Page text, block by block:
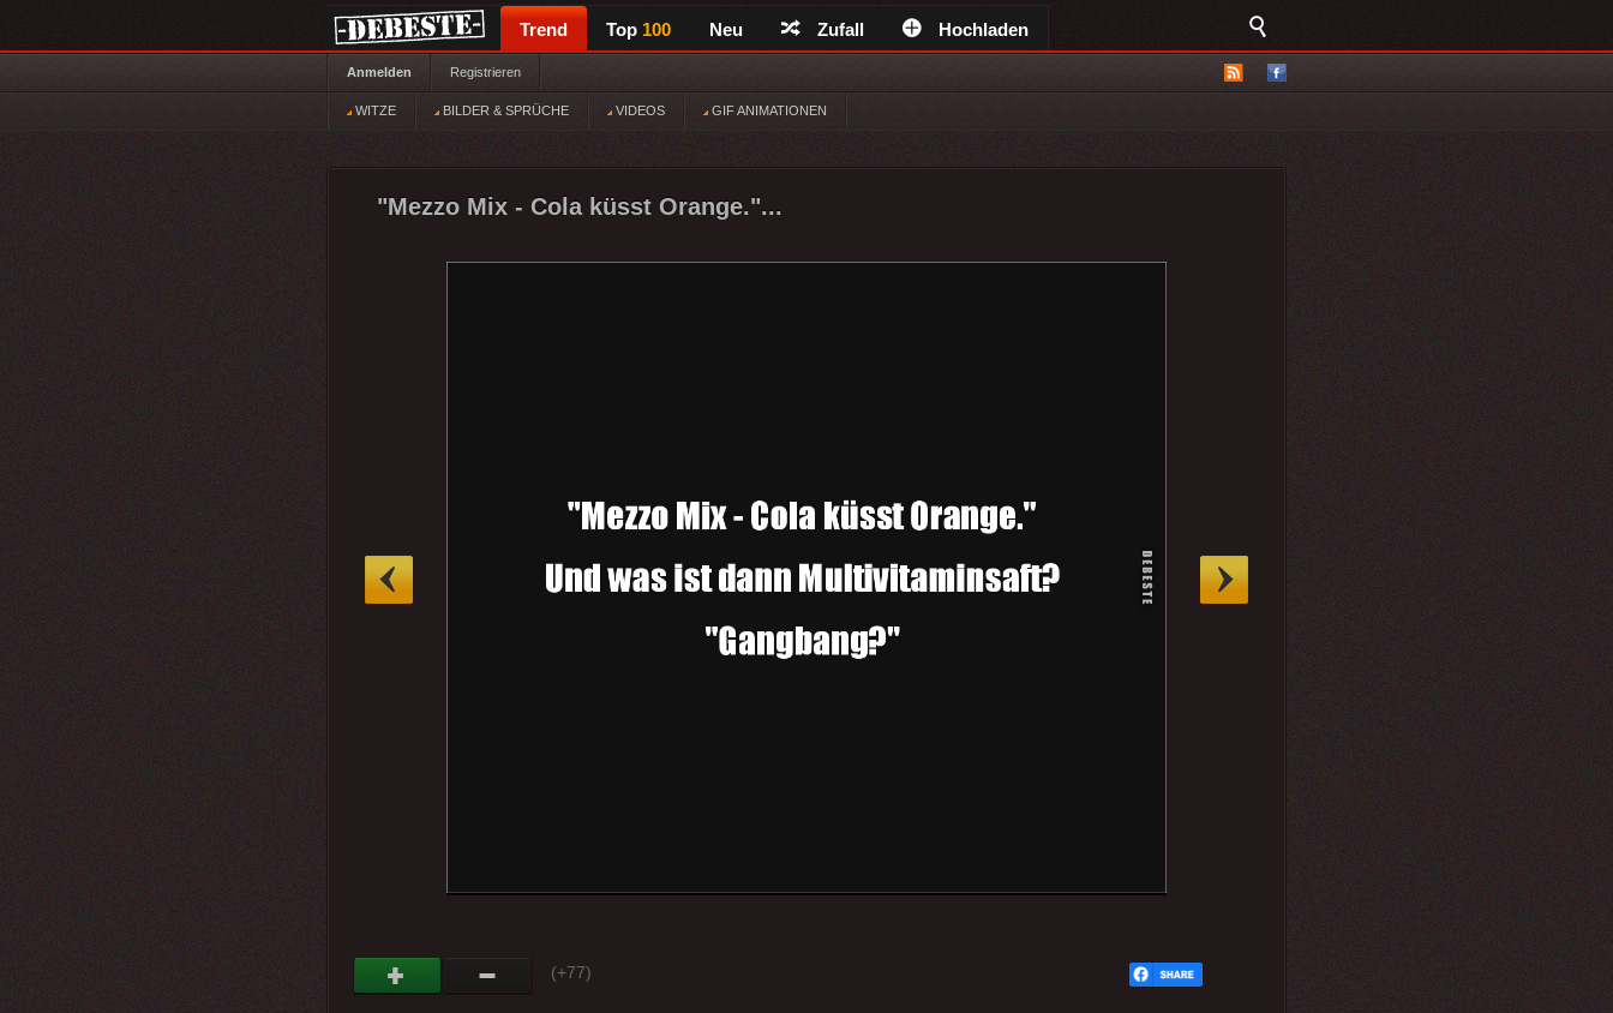
Trend Top 100 Neu Zufall Hochladen
Anmelden Registrieren
WITZE BILDER & SPRÜCHE VIDEOS GIF ANIMATIONEN
"Mezzo Mix - Cola küsst Orange."...
(+77)